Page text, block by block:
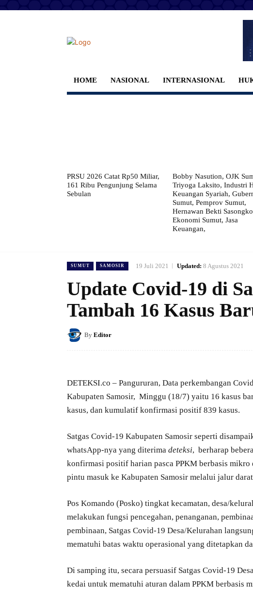
HOME NASIONAL INTERNASIONAL
PRSU 2026 Catat Rp50 Miliar,
161 Ribu Pengunjung Selama
Sebulan
Bobby Nasution, OJK
Triyoga Laksito, Industri
Keuangan Syariah,
Sumut, Pemprov Sumut,
Hernawan Bekti
Ekonomi Sumut, Jasa
Keuangan,
SUMUT SAMOSIR 19 Juli 2021 Updated: 8 Agustus 2021
Update Covid-19 di
Tambah 16 Kasus
By Editor
DETEKSI.co – Pangururan, Data perkembangan
Kabupaten Samosir, Minggu (18/7) yaitu 16 kasus
kasus, dan kumulatif konfirmasi positif 839 kasus.
Satgas Covid-19 Kabupaten Samosir seperti
whatsApp-nya yang diterima deteksi, berharap
konfirmasi positif harian pasca PPKM berbasis mikro
pintu masuk ke Kabupaten Samosir melalui jalur
Pos Komando (Posko) tingkat kecamatan, desa/
melakukan fungsi pencegahan, penanganan,
pembinaan, Satgas Covid-19 Desa/Kelurahan
mematuhi batas waktu operasional yang ditetapkan
Di samping itu, secara persuasif Satgas Covid-19
kedai untuk mematuhi aturan dalam PPKM berbasis